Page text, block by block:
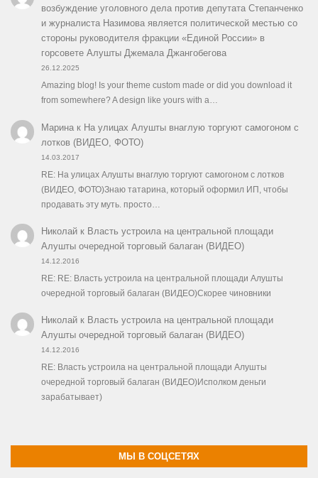
возбуждение уголовного дела против депутата Степанченко
и журналиста Назимова является политической местью со
стороны руководителя фракции «Единой России» в
горсовете Алушты Джемала Джангобегова
26.12.2025
Amazing blog! Is your theme custom made or did you download it
from somewhere? A design like yours with a…
Маринак На улицах Алушты внаглую торгуют самогоном с
лотков (ВИДЕО, ФОТО)
14.03.2017
RE: На улицах Алушты внаглую торгуют самогоном с лотков
(ВИДЕО, ФОТО)Знаю татарина, который оформил ИП, чтобы
продавать эту муть. просто…
Николайк Власть устроила на центральной площади
Алушты очередной торговый балаган (ВИДЕО)
14.12.2016
RE: RE: Власть устроила на центральной площади Алушты
очередной торговый балаган (ВИДЕО)Скорее чиновники
Николайк Власть устроила на центральной площади
Алушты очередной торговый балаган (ВИДЕО)
14.12.2016
RE: Власть устроила на центральной площади Алушты
очередной торговый балаган (ВИДЕО)Исполком деньги
зарабатывает)
МЫ В СОЦСЕТЯХ